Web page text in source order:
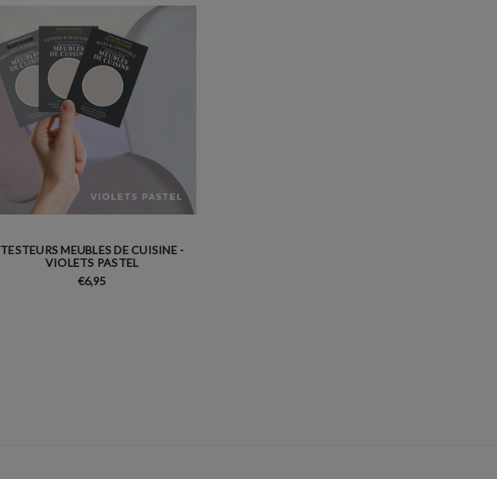
TESTEURS MEUBLES DE CUISINE -
VIOLETS PASTEL
€6,95